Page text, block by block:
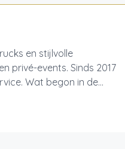
en stijlvolle
privé-events. Sinds 2017
Wat begon in de...